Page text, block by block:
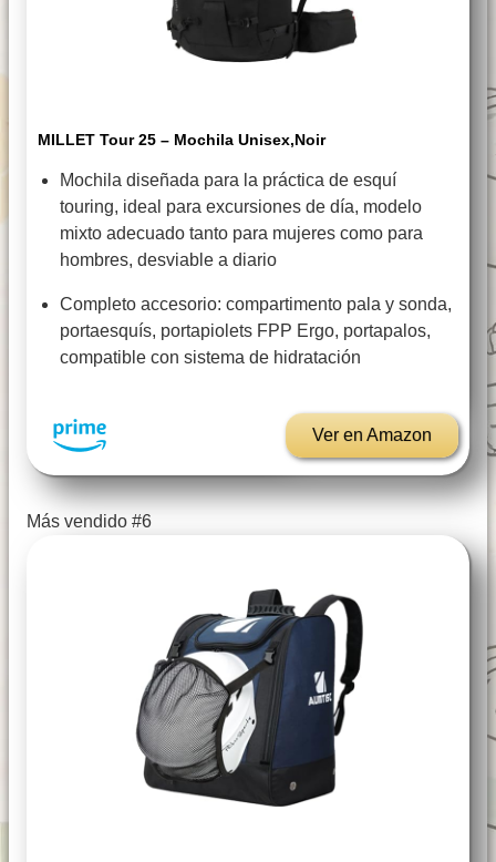
MILLET Tour 25 – Mochila Unisex,Noir
Mochila diseñada para la práctica de esquí
touring, ideal para excursiones de día, modelo
mixto adecuado tanto para mujeres como para
hombres, desviable a diario
Completo accesorio: compartimento pala y sonda,
portaesquís, portapiolets FPP Ergo, portapalos,
compatible con sistema de hidratación
Ver en Amazon
Más vendido #6